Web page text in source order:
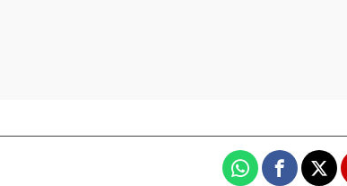
WhatsappFacebook
X